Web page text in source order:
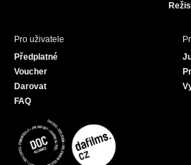
Pro uživatele
Předplatné
Voucher
Darovat
FAQ